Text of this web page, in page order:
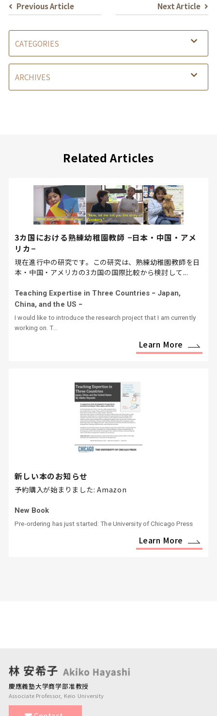
Previous Article Next Article
Related Articles
3カ国における熟練幼稚園教師 −日本・中国・アメ
リカ−
現在進行中の研究です。この研究は、熟練幼稚園教師を日
本・中国・アメリカの3カ国の国際比較から検討して...
Teaching Expertise in Three Countries − Japan,
China, and the US −
I would like to introduce the research project that I am currently
working on. T...
Learn More
新しい本のお知らせ
予約購入が始まりました: Amazon
New Book
Pre-ordering has just started: The University of Chicago Press
Learn More
慶應義塾大学商学部准教授
Associate Professor, Keio University